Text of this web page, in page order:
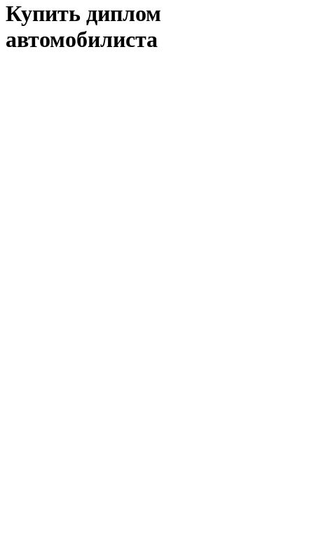
Купить диплом
автомобилиста